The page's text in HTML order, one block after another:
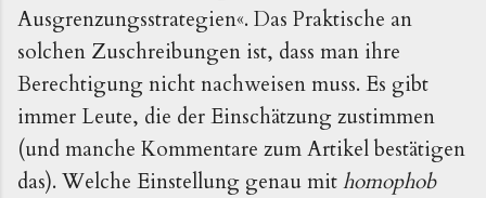
Ausgrenzungsstrategien«. Das Praktische an
solchen Zuschreibungen ist, dass man ihre
Berechtigung nicht nachweisen muss. Es gibt
immer Leute, die der Einschätzung zustimmen
(und manche Kommentare zum Artikel bestätigen
das). Welche Einstellung genau mit
homophob